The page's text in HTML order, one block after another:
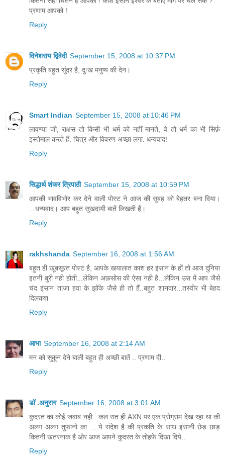
प्रणाम आपको !
Reply
दिनेशराय द्विवेदी September 15, 2008 at 10:37 PM
प्रकृति बहुत सुंदर है, दुःख मनुष्य की देन।
Reply
Smart Indian September 15, 2008 at 10:46 PM
लावण्या जी, राक्षस तो किसी भी धर्म को नहीं मानते, वे तो धर्म का भी सिर्फ़
इस्तेमाल करते हैं. चित्र और विवरण अच्छा लगा. धन्यवाद!
Reply
सिद्धार्थ शंकर त्रिपाठी September 15, 2008 at 10:59 PM
आपकी भावविभोर कर देने वाली पोस्ट ने आज की सुबह को बेहतर बना दिया।
...धन्यवाद। आप बहुत सुखदायी बातें लिखती हैं।
Reply
rakhshanda September 16, 2008 at 1:56 AM
बहुत ही खूबसूरत पोस्ट है, आपके खयालात काश हर इंसान के हों तो आज दुनिया
इतनी बुरी नही होती...लेकिन अफ़सोस की ऐसा नही है...लेकिन उस में आप जैसे
चंद इंसान ताजा हवा के झोंके जैसे ही तो हैं..बहुत शानदार...तस्वीर भी बेहद
दिलकश
Reply
आभा September 16, 2008 at 2:14 AM
मन को सुकून देने बाली बहुत ही अच्छी बातें .. प्रणाम दी..
Reply
डॉ .अनुराग September 16, 2008 at 3:01 AM
कुदरत का कोई जवाब नही ..कल रात ही AXN पर एक प्रोग्राम देख रहा था की
अलग अलग तुफानो का ....ये संदेश है की प्रकति के साथ इंसानी छेड़ छाड़
कितनी खतरनाक है ओर आज आपने कुदरत के तोहफे दिखा दिये..
Reply